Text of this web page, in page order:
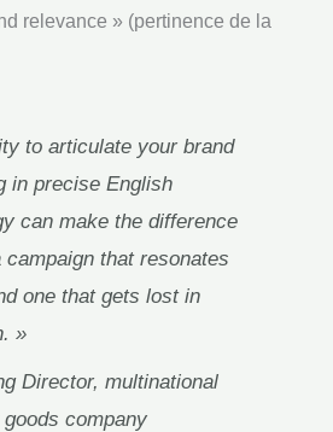
relevance » (pertinence de la
to articulate your brand
in precise English
can make the difference
campaign that resonates
one that gets lost in
»
Director, multinational
company